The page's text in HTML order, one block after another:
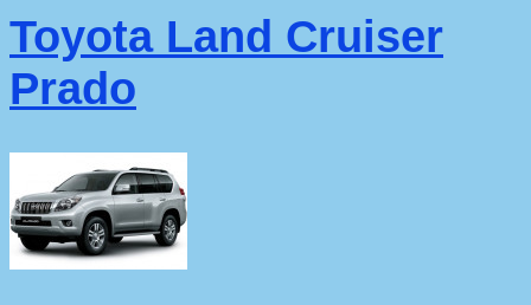
Toyota Land Cruiser
Prado